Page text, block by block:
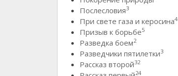
Послесловия3
При свете газа и керосина4
Призыв к борьбе5
Разведка боем2
Разведчики пятилетки3
Рассказ второй32
24